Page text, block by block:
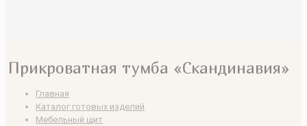
Прикроватная тумба «Скандинавия»
Главная
Каталог готовых изделий
Мебельный щит